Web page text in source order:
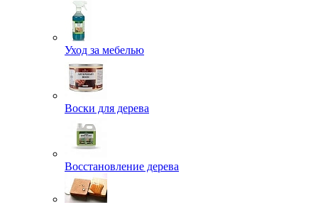
Уход за мебелью
Воски для дерева
Восстановление дерева